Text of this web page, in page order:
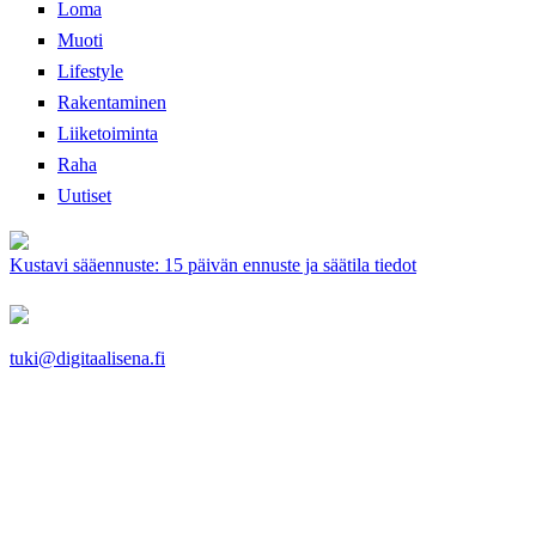
Loma
Muoti
Lifestyle
Rakentaminen
Liiketoiminta
Raha
Uutiset
Kustavi sääennuste: 15 päivän ennuste ja säätila tiedot
tuki@digitaalisena.fi